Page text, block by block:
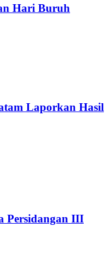
Hari Buruh
Laporkan Hasil
Persidangan III